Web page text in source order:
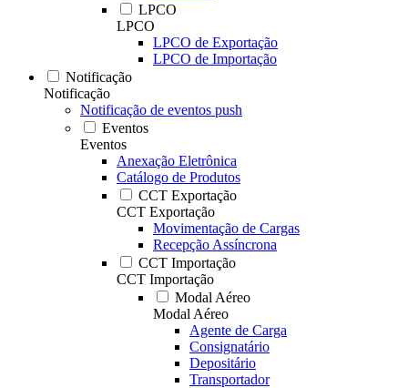
LPCO
LPCO
LPCO de Exportação
LPCO de Importação
Notificação
Notificação
Notificação de eventos push
Eventos
Eventos
Anexação Eletrônica
Catálogo de Produtos
CCT Exportação
CCT Exportação
Movimentação de Cargas
Recepção Assíncrona
CCT Importação
CCT Importação
Modal Aéreo
Modal Aéreo
Agente de Carga
Consignatário
Depositário
Transportador